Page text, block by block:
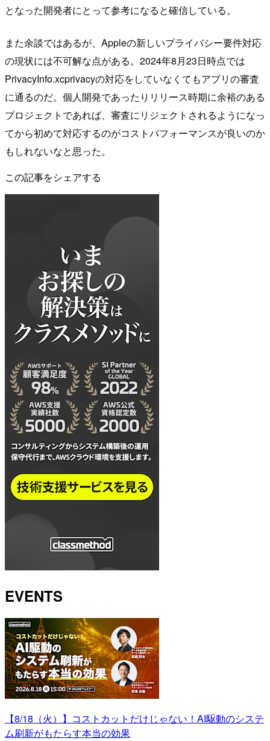
となった開発者にとって参考になると確信している。
また余談ではあるが、Appleの新しいプライバシー要件対応
の現状には不可解な点がある。2024年8月23日時点では
PrivacyInfo.xcprivacyの対応をしていなくてもアプリの審査
に通るのだ。個人開発であったりリリース時期に余裕のある
プロジェクトであれば、審査にリジェクトされるようになっ
てから初めて対応するのがコストパフォーマンスが良いのか
もしれないなと思った。
この記事をシェアする
EVENTS
【8/18（火）】コストカットだけじゃない！AI駆動のシステ
ム刷新がもたらす本当の効果